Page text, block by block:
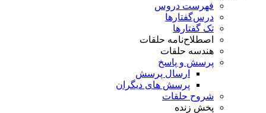
فهرست دروس
درس‌گفتار‌ها
تک گفتارها
اصطلاح‌نامه حلقات
هندسه حلقات
پرسش و پاسخ
ارسال پرسش
پرسش های دیگران
شروح حلقات
پخش زنده